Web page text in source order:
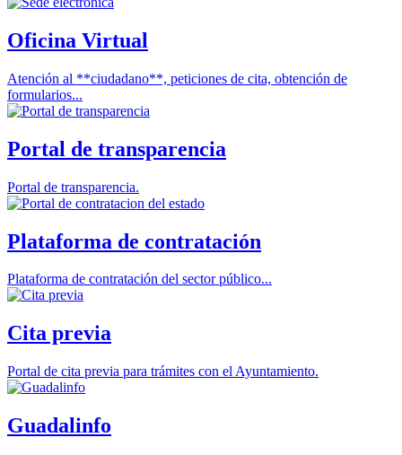
Oficina Virtual
Atención al **ciudadano**, peticiones de cita, obtención de
formularios...
Portal de transparencia
Portal de transparencia.
Plataforma de contratación
Plataforma de contratación del sector público...
Cita previa
Portal de cita previa para trámites con el Ayuntamiento.
Guadalinfo